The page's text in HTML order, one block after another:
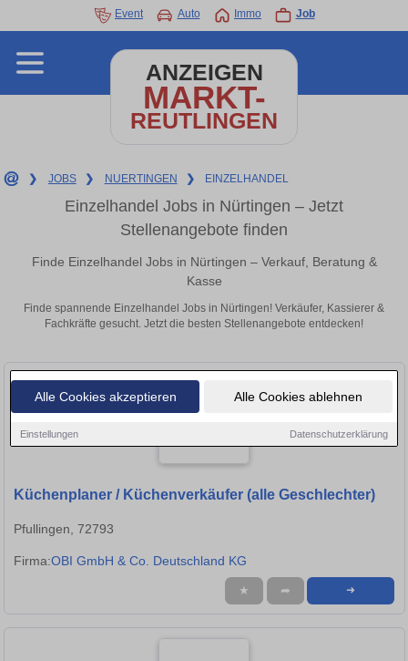
Alle Cookies akzeptieren Alle Cookies ablehnen
Einstellungen Datenschutzerklärung
Event Auto Immo Job
ANZEIGEN
MARKT-
REUTLINGEN
❯ JOBS ❯ NUERTINGEN ❯ EINZELHANDEL
Einzelhandel Jobs in Nürtingen – Jetzt
Stellenangebote finden
Finde Einzelhandel Jobs in Nürtingen – Verkauf, Beratung &
Kasse
Finde spannende Einzelhandel Jobs in Nürtingen! Verkäufer, Kassierer &
Fachkräfte gesucht. Jetzt die besten Stellenangebote entdecken!
Küchenplaner / Küchenverkäufer (alle Geschlechter)
Pfullingen, 72793
Firma:OBI GmbH & Co. Deutschland KG
★ ➦ ➜